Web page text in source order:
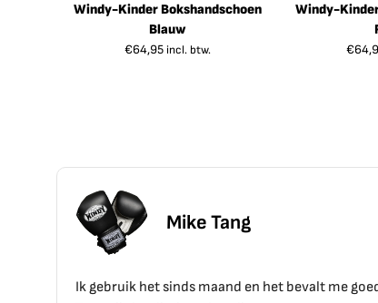
Windy-Kinder Bokshandschoen
Blauw
€64,95 incl. btw.
Windy-
€
en het bevalt me goed. Hij zit goed en voelt goed aan.